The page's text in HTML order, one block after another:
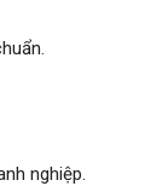
nghiệp.